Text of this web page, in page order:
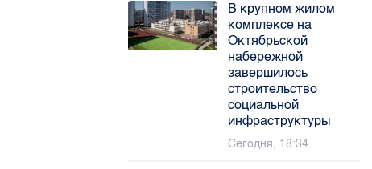
В крупном жилом
комплексе на
Октябрьской
набережной
завершилось
строительство
социальной
инфраструктуры
Сегодня, 18:34